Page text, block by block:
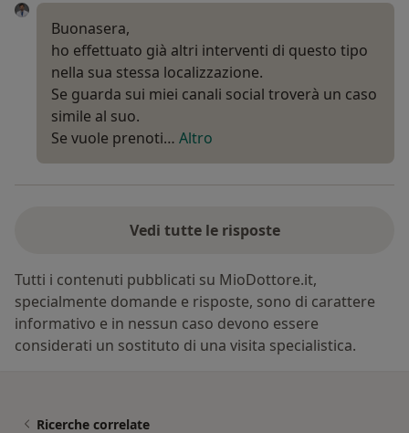
Buonasera,
ho effettuato già altri interventi di questo tipo
nella sua stessa localizzazione.
Se guarda sui miei canali social troverà un caso
simile al suo.
Se vuole prenoti… Altro
Vedi tutte le risposte
Tutti i contenuti pubblicati su MioDottore.it,
specialmente domande e risposte, sono di carattere
informativo e in nessun caso devono essere
considerati un sostituto di una visita specialistica.
Ricerche correlate